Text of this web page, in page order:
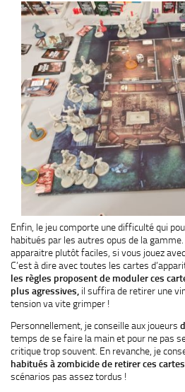
Enfin, le jeu comporte une difficulté qui
habitués par les autres opus de la
apparaitre plutôt faciles, si vous jouez
C’est à dire avec toutes les cartes
les règles proposent de moduler ces
plus agressives, il suffira de retirer une
tension va vite grimper !
Personnellement, je conseille aux joueurs
temps de se faire la main et pour ne pas
critique trop souvent. En revanche, je
habitués à zombicide de retirer ces cartes
scénarios pas assez tordus !